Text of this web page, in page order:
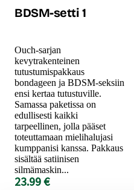
BDSM-setti 1
Ouch-sarjan
kevytrakenteinen
tutustumispakkaus
bondageen ja BDSM-seksiin
ensi kertaa tutustuville.
Samassa paketissa on
edullisesti kaikki
tarpeellinen, jolla pääset
toteuttamaan mielihalujasi
kumppanisi kanssa. Pakkaus
sisältää satiinisen
silmämaskin...
23.99 €